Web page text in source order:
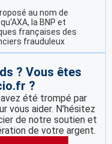
au nom de
la BNP et
françaises des
frauduleux
? Vous êtes
?
été trompé par
vous aider. N'hésitez
de notre soutien et
de votre argent.